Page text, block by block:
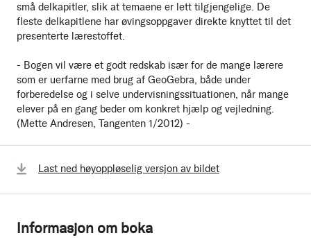
små delkapitler, slik at temaene er lett tilgjengelige. De
fleste delkapitlene har øvingsoppgaver direkte knyttet til det
presenterte lærestoffet.
- Bogen vil være et godt redskab især for de mange lærere
som er uerfarne med brug af GeoGebra, både under
forberedelse og i selve undervisningssituationen, når mange
elever på en gang beder om konkret hjælp og vejledning.
(Mette Andresen, Tangenten 1/2012) -
Last ned høyoppløselig versjon av bildet
Informasjon om boka